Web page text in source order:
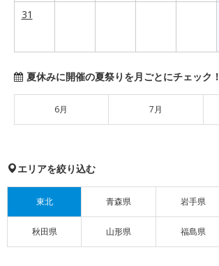
31
夏休みに開催の夏祭りを月ごとにチェック！
6月 7月
エリアを絞り込む
東北 青森県 岩手県
秋田県 山形県 福島県